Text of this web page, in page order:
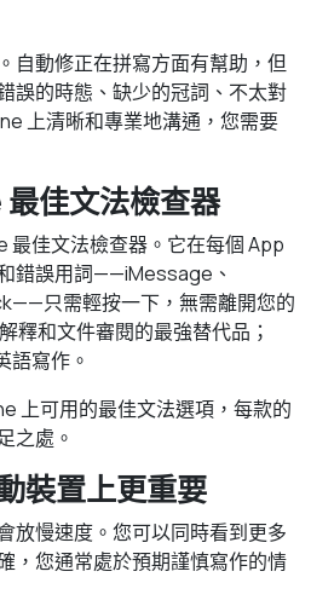
自動修正在拼寫方面有幫助，但
誤的時態、缺少的冠詞、不太對
上清晰和專業地溝通，您需要
佳文法檢查器
最佳文法檢查器。它在每個 App
錯誤用詞——iMessage、
只需輕按一下，無需離開您的
釋和文件審閱的最強替代品；
語寫作。
上可用的最佳文法選項，每款的
之處。
裝置上更重要
放慢速度。您可以同時看到更多
，您通常處於預期謹慎寫作的情